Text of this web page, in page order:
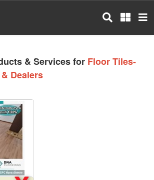
& Services for Floor Tiles-
Dealers